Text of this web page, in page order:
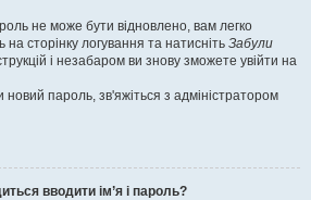
не може бути відновлено, вам легко
сторінку логування та натисніть Забули
і незабаром ви знову зможете увійти на
пароль, зв'яжіться з адміністратором
вводити ім’я і пароль?